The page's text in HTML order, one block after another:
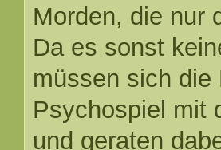
Morden, die nur
Da es sonst
müssen sich
Psychospiel mit
und geraten